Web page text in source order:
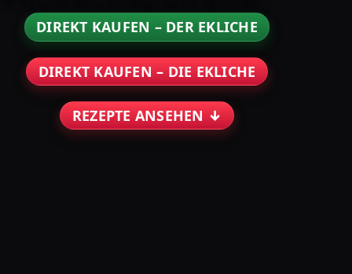
DIREKT KAUFEN – DER EKLICHE
DIREKT KAUFEN – DIE EKLICHE
REZEPTE ANSEHEN ↓